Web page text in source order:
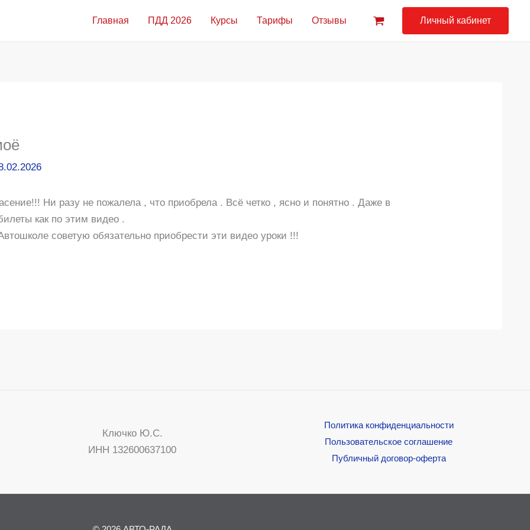
Главная ПДД 2026 Курсы Тарифы Отзывы Личный кабинет
Ни разу не пожалела , что приобрела . Всё четко , ясно и понятно . Даже в
как по этим видео .
советую обязательно приобрести эти видео уроки !!!
Ключко Ю.С.
ИНН 132600637100
Политика конфиденциальности
Пользовательское соглашение
Публичный договор-оферта